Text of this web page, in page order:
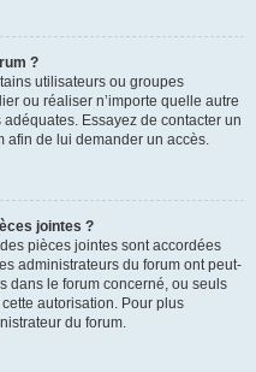
?
utilisateurs ou groupes
ou réaliser n’importe quelle autre
Essayez de contacter un
afin de lui demander un accès.
jointes ?
pièces jointes sont accordées
administrateurs du forum ont peut-
dans le forum concerné, ou seuls
autorisation. Pour plus
du forum.